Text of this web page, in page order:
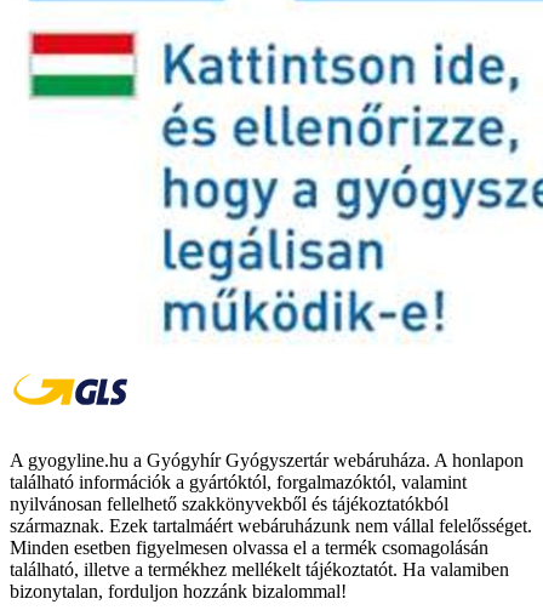
A gyogyline.hu a Gyógyhír Gyógyszertár webáruháza. A honlapon
található információk a gyártóktól, forgalmazóktól, valamint
nyilvánosan fellelhető szakkönyvekből és tájékoztatókból
származnak. Ezek tartalmáért webáruházunk nem vállal felelősséget.
Minden esetben figyelmesen olvassa el a termék csomagolásán
található, illetve a termékhez mellékelt tájékoztatót. Ha valamiben
bizonytalan, forduljon hozzánk bizalommal!